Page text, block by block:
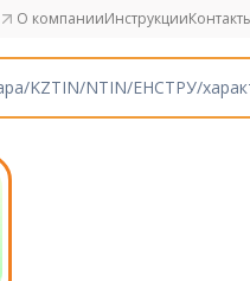
О компанииИнструкции